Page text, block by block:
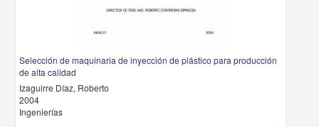
Selección de maquinaria de inyección de plástico para producción
de alta calidad
Izaguirre Díaz, Roberto
2004
Ingenierías